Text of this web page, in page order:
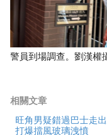
警員到場調查。劉漢權
相關文章
旺角男疑錯過巴士走
打爆擋風玻璃洩憤